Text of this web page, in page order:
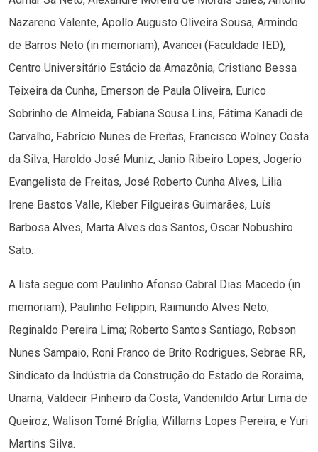
Nazareno Valente, Apollo Augusto Oliveira Sousa, Armindo
de Barros Neto (in memoriam), Avancei (Faculdade IED),
Centro Universitário Estácio da Amazônia, Cristiano Bessa
Teixeira da Cunha, Emerson de Paula Oliveira, Eurico
Sobrinho de Almeida, Fabiana Sousa Lins, Fátima Kanadi de
Carvalho, Fabrício Nunes de Freitas, Francisco Wolney Costa
da Silva, Haroldo José Muniz, Janio Ribeiro Lopes, Jogerio
Evangelista de Freitas, José Roberto Cunha Alves, Lilia
Irene Bastos Valle, Kleber Filgueiras Guimarães, Luís
Barbosa Alves, Marta Alves dos Santos, Oscar Nobushiro
Sato.
A lista segue com Paulinho Afonso Cabral Dias Macedo (in
memoriam), Paulinho Felippin, Raimundo Alves Neto;
Reginaldo Pereira Lima; Roberto Santos Santiago, Robson
Nunes Sampaio, Roni Franco de Brito Rodrigues, Sebrae RR,
Sindicato da Indústria da Construção do Estado de Roraima,
Unama, Valdecir Pinheiro da Costa, Vandenildo Artur Lima de
Queiroz, Walison Tomé Bríglia, Willams Lopes Pereira, e Yuri
Martins Silva.